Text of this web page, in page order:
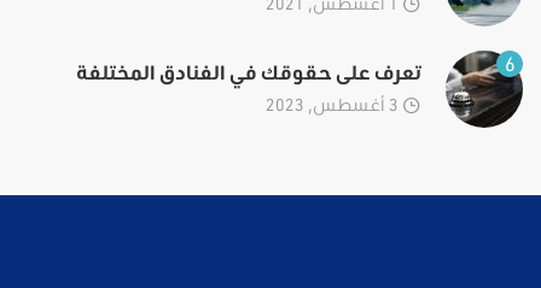
6 تعرف على حقوقك في الفنادق المختلفة